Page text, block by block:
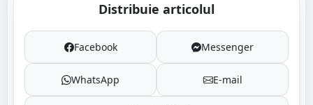
Distribuie articolul
Facebook Messenger
WhatsApp E-mail